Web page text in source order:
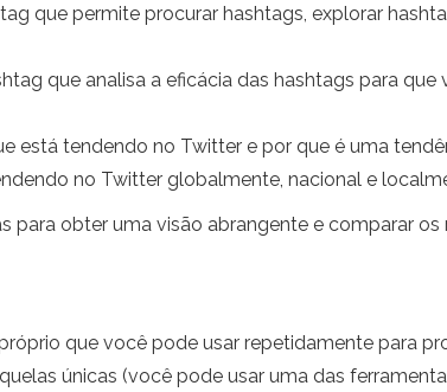
que permite procurar hashtags, explorar
que analisa a eficácia das hashtags para
está tendendo no Twitter e por que é uma
no Twitter globalmente, nacional e
obter uma visão abrangente e comparar os
que você pode usar repetidamente para
únicas (você pode usar uma das